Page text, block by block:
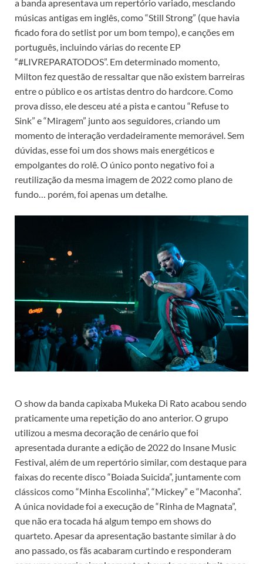
a banda apresentava um repertório variado, mesclando
músicas antigas em inglês, como “Still Strong” (que havia
ficado fora do setlist por um bom tempo), e canções em
português, incluindo várias do recente EP
“#LIVREPARATODOS”. Em determinado momento,
Milton fez questão de ressaltar que não existem barreiras
entre o público e os artistas dentro do hardcore. Como
prova disso, ele desceu até a pista e cantou “Refuse to
Sink” e “Miragem” junto aos seguidores, criando um
momento de interação verdadeiramente memorável. Sem
dúvidas, esse foi um dos shows mais energéticos e
empolgantes do rolê. O único ponto negativo foi a
reutilização da mesma imagem de 2022 como plano de
fundo… porém, foi apenas um detalhe.
O show da banda capixaba Mukeka Di Rato acabou sendo
praticamente uma repetição do ano anterior. O grupo
utilizou a mesma decoração de cenário que foi
apresentada durante a edição de 2022 do Insane Music
Festival, além de um repertório similar, com destaque para
faixas do recente disco “Boiada Suicida”, juntamente com
clássicos como “Minha Escolinha”, “Mickey” e “Maconha”.
A única novidade foi a execução de “Rinha de Magnata”,
que não era tocada há algum tempo em shows do
quarteto. Apesar da apresentação bastante similar à do
ano passado, os fãs acabaram curtindo e responderam